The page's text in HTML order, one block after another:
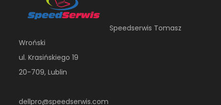
Speedserwis Tomasz
Wroński
ul. Krasińskiego 19
20-709, Lublin
dellpro@speedserwis.com